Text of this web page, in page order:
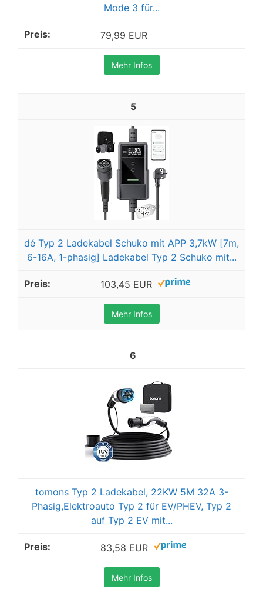
Mode 3 für...
79,99 EUR
Mehr Infos
5
dé Typ 2 Ladekabel Schuko mit APP 3,7kW [7m,
6-16A, 1-phasig] Ladekabel Typ 2 Schuko mit...
103,45 EUR
Mehr Infos
6
tomons Typ 2 Ladekabel, 22KW 5M 32A 3-
Phasig,Elektroauto Typ 2 für EV/PHEV, Typ 2
auf Typ 2 EV mit...
83,58 EUR
Mehr Infos